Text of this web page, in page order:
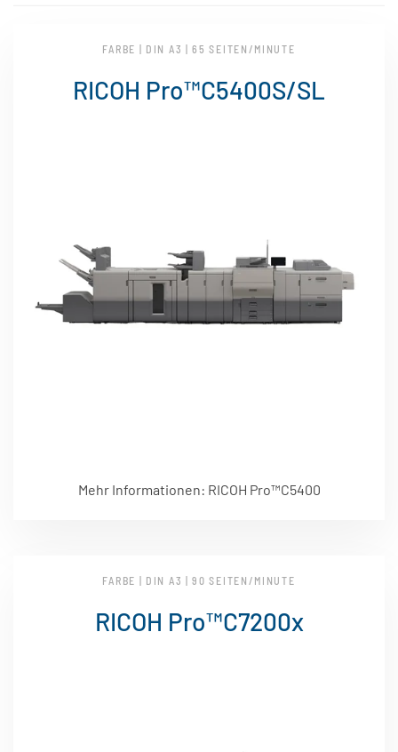
FARBE | DIN A3 | 65 SEITEN/MINUTE
RICOH Pro™C5400S/SL
Mehr Informationen: RICOH Pro™C5400
FARBE | DIN A3 | 90 SEITEN/MINUTE
RICOH Pro™C7200x